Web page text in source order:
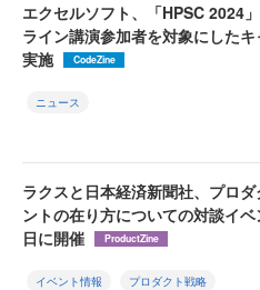
エクセルソフト、「HPSC 2024
ライン講演参加者を対象にした
実施
CodeZine
ニュース
ラクスと日本経済新聞社、プロダ
ントの在り方についての対談イ
日に開催
ProductZine
イベント情報 プロダクト戦略